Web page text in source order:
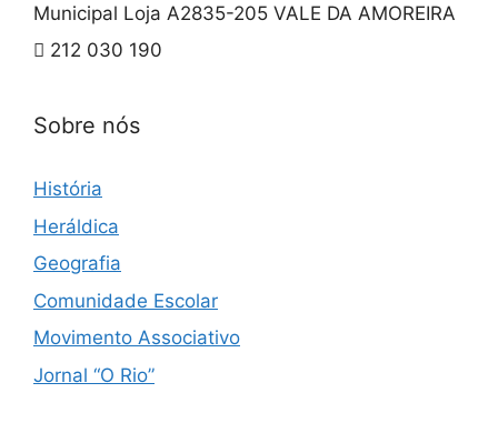
Municipal Loja A2835-205 VALE DA AMOREIRA
212 030 190
Sobre nós
História
Heráldica
Geografia
Comunidade Escolar
Movimento Associativo
Jornal “O Rio”